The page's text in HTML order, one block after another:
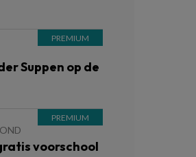
Suppen op de
voorschool